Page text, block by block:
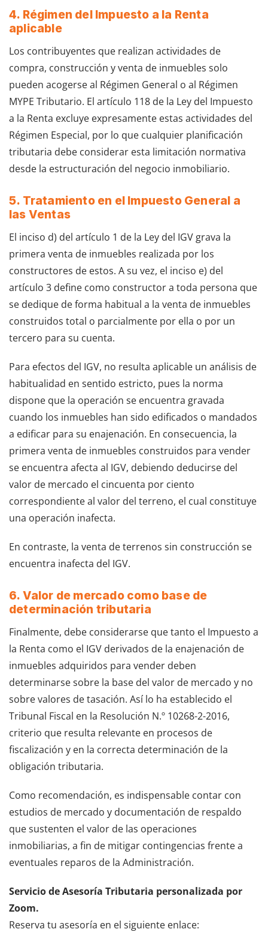
4. Régimen del Impuesto a la Renta
aplicable
Los contribuyentes que realizan actividades de
compra, construcción y venta de inmuebles solo
pueden acogerse al Régimen General o al Régimen
MYPE Tributario. El artículo 118 de la Ley del Impuesto
a la Renta excluye expresamente estas actividades del
Régimen Especial, por lo que cualquier planificación
tributaria debe considerar esta limitación normativa
desde la estructuración del negocio inmobiliario.
5. Tratamiento en el Impuesto General a
las Ventas
El inciso d) del artículo 1 de la Ley del IGV grava la
primera venta de inmuebles realizada por los
constructores de estos. A su vez, el inciso e) del
artículo 3 define como constructor a toda persona que
se dedique de forma habitual a la venta de inmuebles
construidos total o parcialmente por ella o por un
tercero para su cuenta.
Para efectos del IGV, no resulta aplicable un análisis de
habitualidad en sentido estricto, pues la norma
dispone que la operación se encuentra gravada
cuando los inmuebles han sido edificados o mandados
a edificar para su enajenación. En consecuencia, la
primera venta de inmuebles construidos para vender
se encuentra afecta al IGV, debiendo deducirse del
valor de mercado el cincuenta por ciento
correspondiente al valor del terreno, el cual constituye
una operación inafecta.
En contraste, la venta de terrenos sin construcción se
encuentra inafecta del IGV.
6. Valor de mercado como base de
determinación tributaria
Finalmente, debe considerarse que tanto el Impuesto a
la Renta como el IGV derivados de la enajenación de
inmuebles adquiridos para vender deben
determinarse sobre la base del valor de mercado y no
sobre valores de tasación. Así lo ha establecido el
Tribunal Fiscal en la Resolución N.º 10268-2-2016,
criterio que resulta relevante en procesos de
fiscalización y en la correcta determinación de la
obligación tributaria.
Como recomendación, es indispensable contar con
estudios de mercado y documentación de respaldo
que sustenten el valor de las operaciones
inmobiliarias, a fin de mitigar contingencias frente a
eventuales reparos de la Administración.
Servicio de Asesoría Tributaria personalizada por
Zoom.
Reserva tu asesoría en el siguiente enlace: